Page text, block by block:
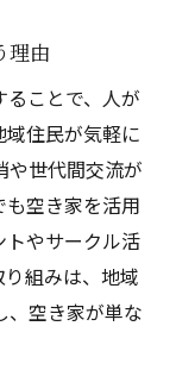
理由
ことで、人が
住民が気軽に
や世代間交流が
空き家を活用
トやサークル活
組みは、地域
、空き家が単な